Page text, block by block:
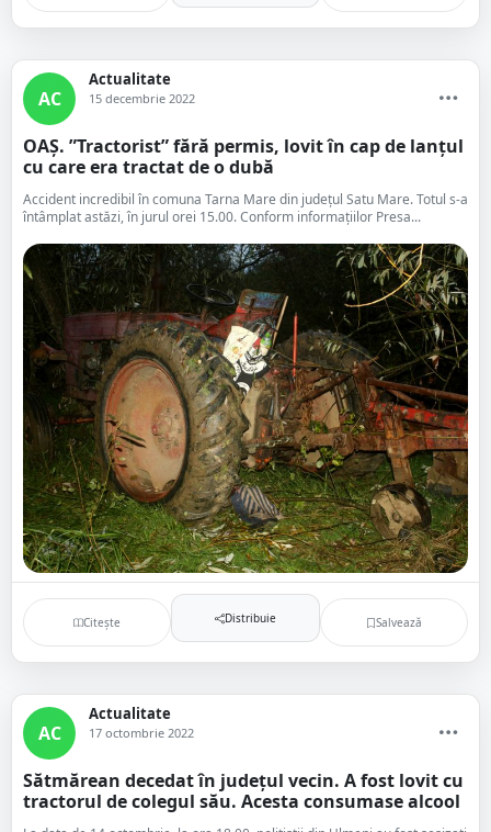
AC
Actualitate
15 decembrie 2022
OAȘ. ”Tractorist” fără permis, lovit în cap de lanțul
cu care era tractat de o dubă
Accident incredibil în comuna Tarna Mare din județul Satu Mare. Totul s-a
întâmplat astăzi, în jurul orei 15.00. Conform informațiilor Presa...
Citește Distribuie Salvează
AC
Actualitate
17 octombrie 2022
Sătmărean decedat în județul vecin. A fost lovit cu
tractorul de colegul său. Acesta consumase alcool